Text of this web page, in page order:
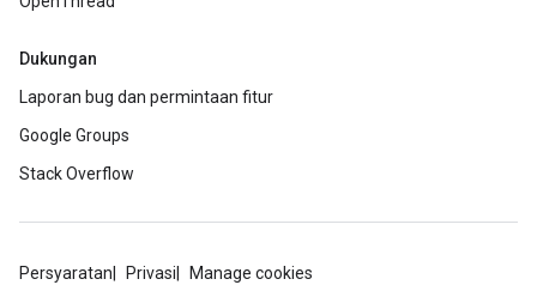
Dukungan
Laporan bug dan permintaan fitur
Google Groups
Stack Overflow
Persyaratan Privasi Manage cookies